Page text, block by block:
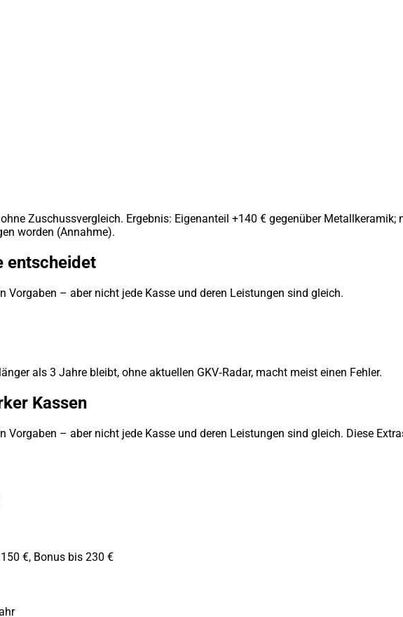
Zuschussvergleich. Ergebnis: Eigenanteil +140 € gegenüber
worden (Annahme).
entscheidet
Vorgaben – aber nicht jede Kasse und deren Leistungen sind gleich.
als 3 Jahre bleibt, ohne aktuellen GKV‑Radar, macht meist einen Fehler.
Kassen
Vorgaben – aber nicht jede Kasse und deren Leistungen sind gleich. Diese
€, Bonus bis 230 €